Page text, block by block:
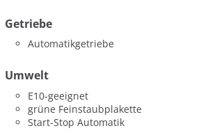
Getriebe
Automatikgetriebe
Umwelt
E10-geeignet
grüne Feinstaubplakette
Start-Stop Automatik